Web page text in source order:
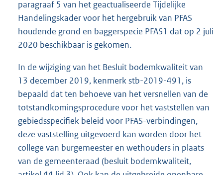
paragraaf 5 van het geactualiseerde Tijdelijke
Handelingskader voor het hergebruik van PFAS
houdende grond en baggerspecie PFAS1 dat op 2 juli
2020 beschikbaar is gekomen.
In de wijziging van het Besluit bodemkwaliteit van
13 december 2019, kenmerk stb-2019-491, is
bepaald dat ten behoeve van het versnellen van de
totstandkomingsprocedure voor het vaststellen van
gebiedsspecifiek beleid voor PFAS-verbindingen,
deze vaststelling uitgevoerd kan worden door het
college van burgemeester en wethouders in plaats
van de gemeenteraad (besluit bodemkwaliteit,